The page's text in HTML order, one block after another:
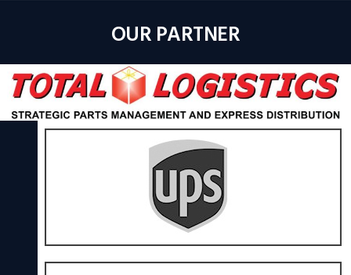
OUR PARTNER